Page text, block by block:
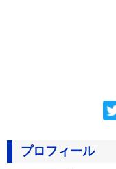
プロフィール